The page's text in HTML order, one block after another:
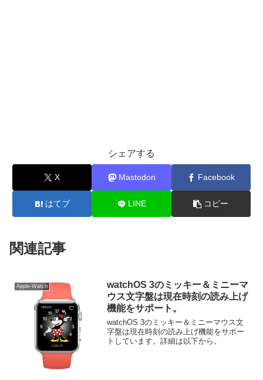
シェアする
X Mastodon Facebook
はてブ LINE コピー
関連記事
Apple-Watch
watchOS 3のミッキー＆ミニーマ
ウス文字盤は現在時刻の読み上げ
機能をサポート。
watchOS 3のミッキー＆ミニーマウス文
字盤は現在時刻の読み上げ機能をサポー
トしています。詳細は以下から。